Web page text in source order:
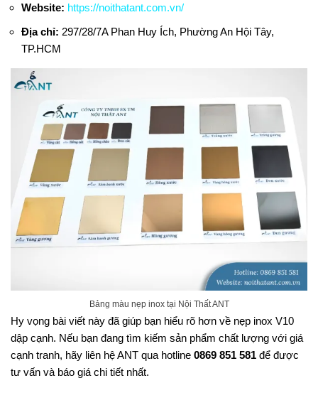
Website: https://noithatant.com.vn/
Địa chỉ: 297/28/7A Phan Huy Ích, Phường An Hội Tây,
TP.HCM
Bảng màu nẹp inox tại Nội Thất ANT
Hy vọng bài viết này đã giúp bạn hiểu rõ hơn về nẹp inox V10
dập cạnh. Nếu bạn đang tìm kiếm sản phẩm chất lượng với giá
cạnh tranh, hãy liên hệ ANT qua hotline 0869 851 581 để được
tư vấn và báo giá chi tiết nhất.